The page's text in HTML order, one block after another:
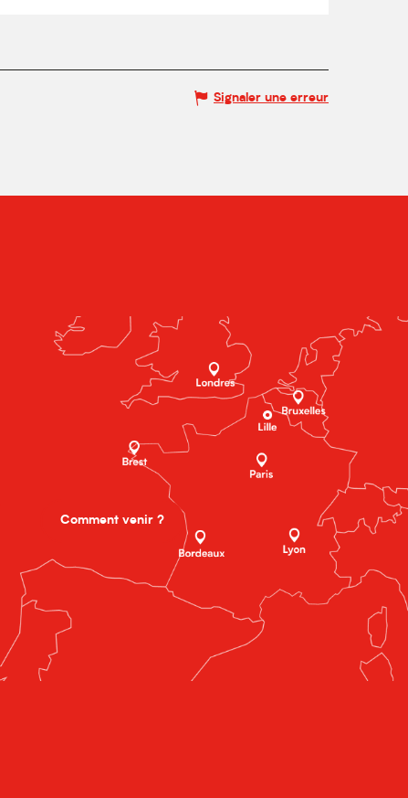
Signaler une erreur
Comment venir ?